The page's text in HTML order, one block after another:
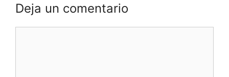
Deja un comentario